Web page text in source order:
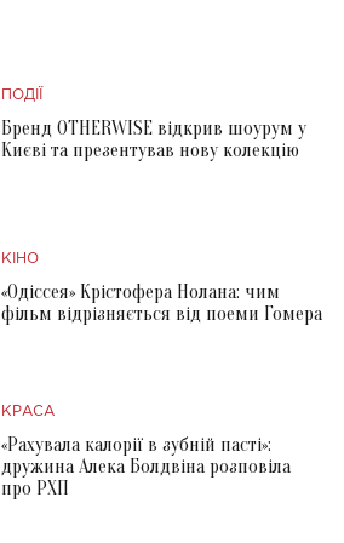
ПОДІЇ
Бренд OTHERWISE відкрив шоурум у
Києві та презентував нову колекцію
КІНО
«Одіссея» Крістофера Нолана: чим
фільм відрізняється від поеми Гомера
КРАСА
«Рахувала калорії в зубній пасті»:
дружина Алека Болдвіна розповіла
про РХП